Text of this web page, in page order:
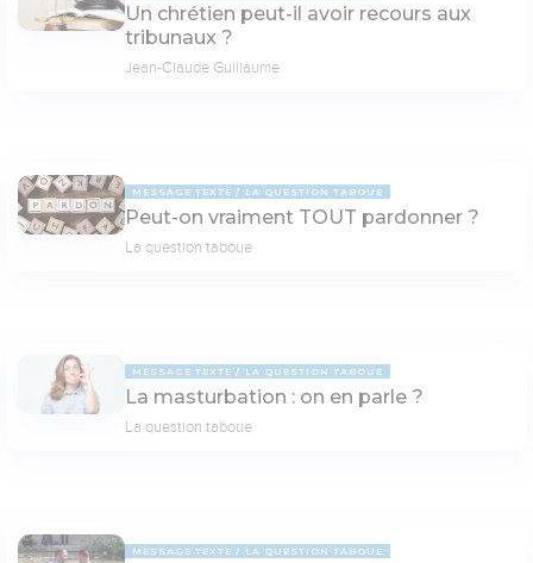
Un chrétien peut-il avoir recours aux
tribunaux ?
Jean-Claude Guillaume
MESSAGE TEXTE LA QUESTION TABOUE
Peut-on vraiment TOUT pardonner ?
La question taboue
MESSAGE TEXTE LA QUESTION TABOUE
La masturbation : on en parle ?
La question taboue
MESSAGE TEXTE LA QUESTION TABOUE